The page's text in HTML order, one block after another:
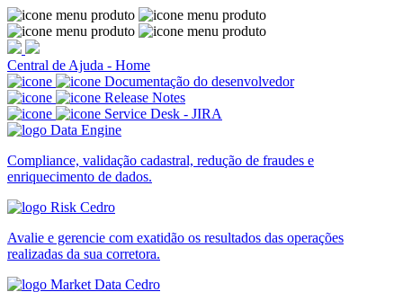
Central de Ajuda - Home
Documentação do desenvolvedor
Release Notes
Service Desk - JIRA
Compliance, validação cadastral, redução de fraudes e
enriquecimento de dados.
Avalie e gerencie com exatidão os resultados das operações
realizadas da sua corretora.